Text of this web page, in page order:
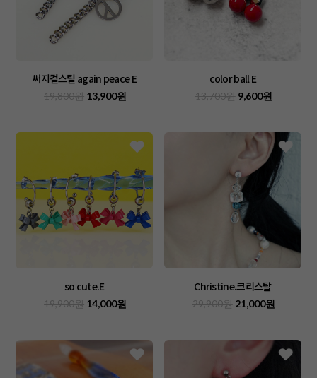
써지컬스틸 again peace E
19,800원 13,900원
color ball E
13,700원 9,600원
so cute.E
19,900원 14,000원
Christine.크리스탈
29,900원 21,000원